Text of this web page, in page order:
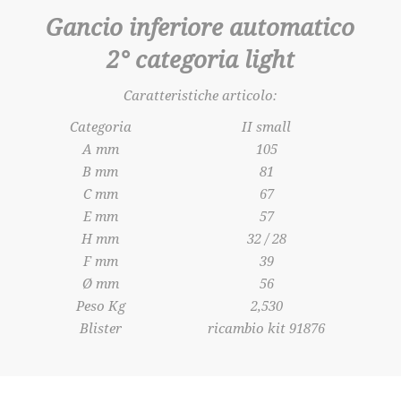
Gancio inferiore automatico
2° categoria light
Caratteristiche articolo:
Categoria
II small
A mm
105
B mm
81
C mm
67
E mm
57
H mm
32 / 28
F mm
39
Ø mm
56
Peso Kg
2,530
Blister
ricambio kit 91876